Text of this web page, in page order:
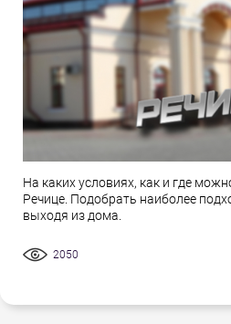
На каких условиях, как и где
Речице. Подобрать наиболее
выходя из дома.
2050